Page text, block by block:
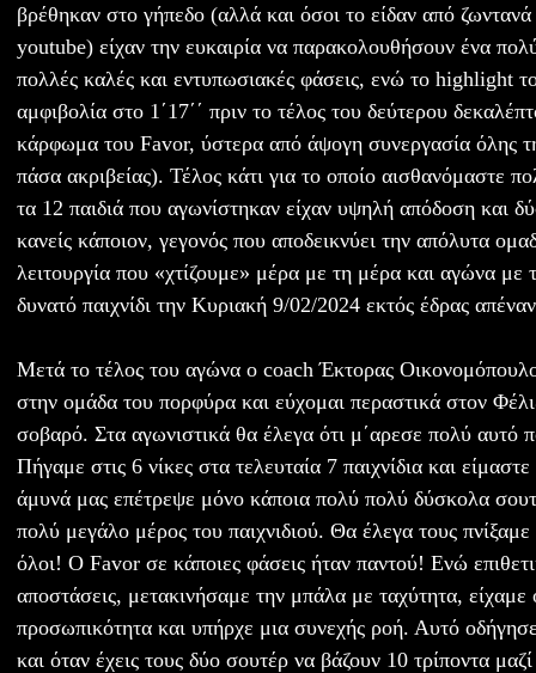
βρέθηκαν στο γήπεδο (αλλά και όσοι το είδαν από
youtube) είχαν την ευκαιρία να παρακολουθήσουν ένα
πολλές καλές και εντυπωσιακές φάσεις, ενώ το highlight
αμφιβολία στο 1΄17΄΄ πριν το τέλος του δεύτερου
κάρφωμα του Favor, ύστερα από άψογη συνεργασία όλης
πάσα ακριβείας). Τέλος κάτι για το οποίο αισθανόμαστε
τα 12 παιδιά που αγωνίστηκαν είχαν υψηλή απόδοση και
κανείς κάποιον, γεγονός που αποδεικνύει την απόλυτα
λειτουργία που «χτίζουμε» μέρα με τη μέρα και αγώνα
δυνατό παιχνίδι την Κυριακή 9/02/2024 εκτός έδρας
Μετά το τέλος του αγώνα ο coach Έκτορας
στην ομάδα του πορφύρα και εύχομαι περαστικά στον
σοβαρό. Στα αγωνιστικά θα έλεγα ότι μ΄αρεσε πολύ αυτό
Πήγαμε στις 6 νίκες στα τελευταία 7 παιχνίδια και
άμυνά μας επέτρεψε μόνο κάποια πολύ πολύ δύσκολα σουτ
πολύ μεγάλο μέρος του παιχνιδιού. Θα έλεγα τους πνίξαμε
όλοι! Ο Favor σε κάποιες φάσεις ήταν παντού! Ενώ
αποστάσεις, μετακινήσαμε την μπάλα με ταχύτητα, είχαμε
προσωπικότητα και υπήρχε μια συνεχής ροή. Αυτό
και όταν έχεις τους δύο σουτέρ να βάζουν 10 τρίποντα